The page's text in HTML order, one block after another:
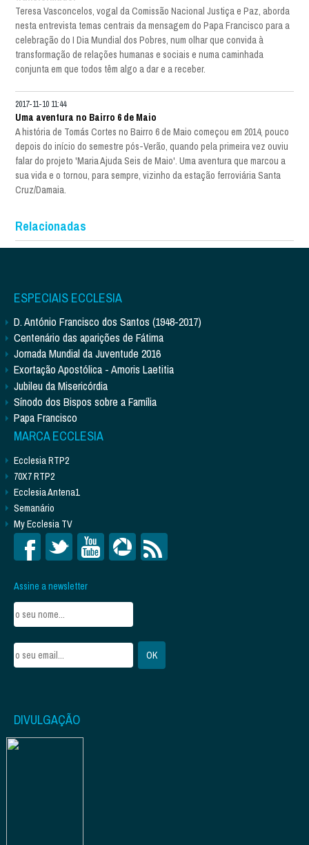
Teresa Vasconcelos, vogal da Comissão Nacional Justiça e Paz, aborda
nesta entrevista temas centrais da mensagem do Papa Francisco para a
celebração do I Dia Mundial dos Pobres, num olhar que convida à
transformação de relações humanas e sociais e numa caminhada
conjunta em que todos têm algo a dar e a receber.
2017-11-10 11:44
Uma aventura no Bairro 6 de Maio
A história de Tomás Cortes no Bairro 6 de Maio começou em 2014, pouco
depois do início do semestre pós-Verão, quando pela primeira vez ouviu
falar do projeto 'Maria Ajuda Seis de Maio'. Uma aventura que marcou a
sua vida e o tornou, para sempre, vizinho da estação ferroviária Santa
Cruz/Damaia.
Relacionadas
ESPECIAIS ECCLESIA
D. António Francisco dos Santos (1948-2017)
Centenário das aparições de Fátima
Jornada Mundial da Juventude 2016
Exortação Apostólica - Amoris Laetitia
Jubileu da Misericórdia
Sínodo dos Bispos sobre a Família
Papa Francisco
MARCA ECCLESIA
Ecclesia RTP2
70X7 RTP2
Ecclesia Antena1
Semanário
My Ecclesia TV
Assine a newsletter
DIVULGAÇÃO